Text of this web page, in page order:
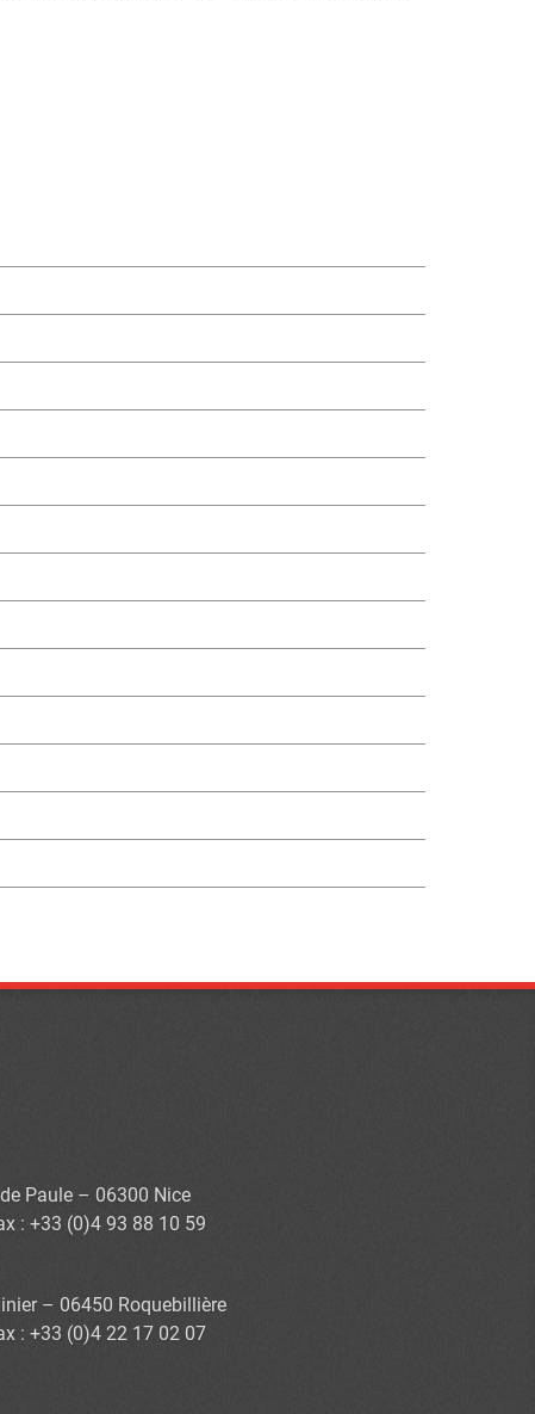
Paule – 06300 Nice
: +33 (0)4 93 88 10 59
– 06450 Roquebillière
: +33 (0)4 22 17 02 07